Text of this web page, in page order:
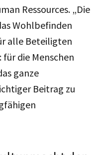
Ressources. „Die
Wohlbefinden
alle Beteiligten
die Menschen
ganze
Beitrag zu